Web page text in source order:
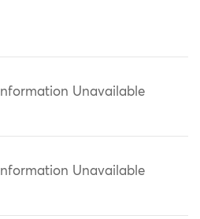
Information Unavailable
Information Unavailable